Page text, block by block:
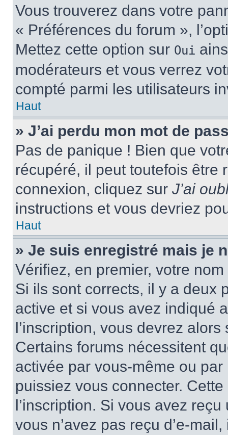
Vous trouverez dans votre
« Préférences du forum »,
Mettez cette option sur Oui
modérateurs et vous verrez
compté parmi les utilisateurs
Haut
» J’ai perdu mon mot de
Pas de panique ! Bien que
récupéré, il peut toutefois être
connexion, cliquez sur J’ai
instructions et vous devriez
Haut
» Je suis enregistré mais je
Vérifiez, en premier, votre
Si ils sont corrects, il y a deux
active et si vous avez indiqué
l’inscription, vous devrez
Certains forums nécessitent
activée par vous-même ou
puissiez vous connecter.
l’inscription. Si vous avez
vous n’avez pas reçu d’e-